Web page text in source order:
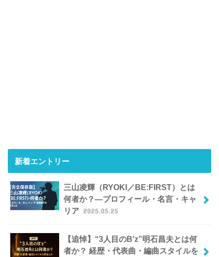
新着エントリー
三山凌輝（RYOKI／BE:FIRST）とは
何者か？―プロフィール・名言・キャ
リア 2025.05.25
【追悼】“3人目のB’z”明石昌夫とは何
者か？ 経歴・代表曲・編曲スタイルを